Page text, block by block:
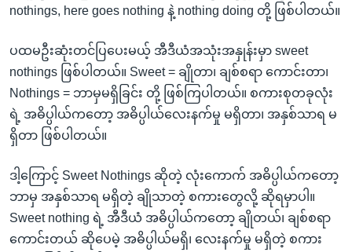
နေရာ
ကျော်
ရန်
nothings, here goes nothing နဲ့ nothing doing တို့ ဖြစ်ပါတယ်။
ပထမဦးဆုံးတင်ပြပေးမယ့် အီဒီယံအသုံးအနှုန်းမှာ sweet
nothings ဖြစ်ပါတယ်။ Sweet = ချိုတာ၊ ချစ်စရာ ကောင်းတာ၊
Nothings = ဘာမှမရှိခြင်း တို့ ဖြစ်ကြပါတယ်။ စကားစုတခုလုံး
ရဲ့ အဓိပ္ပါယ်ကတော့ အဓိပ္ပါယ်လေးနက်မှု မရှိတာ၊ အနှစ်သာရ မ
ရှိတာ ဖြစ်ပါတယ်။
ဒါ့ကြောင့် Sweet Nothings ဆိုတဲ့ လုံးကောက် အဓိပ္ပါယ်ကတော့
ဘာမှ အနှစ်သာရ မရှိတဲ့ ချိုသာတဲ့ စကားတွေလို့ ဆိုရမှာပါ။
Sweet nothing ရဲ့ အီဒီယံ အဓိပ္ပါယ်ကတော့ ချိုတယ်၊ ချစ်စရာ
ကောင်းတယ် ဆိုပေမဲ့ အဓိပ္ပါယ်မရှိ၊ လေးနက်မှု မရှိတဲ့ စကား